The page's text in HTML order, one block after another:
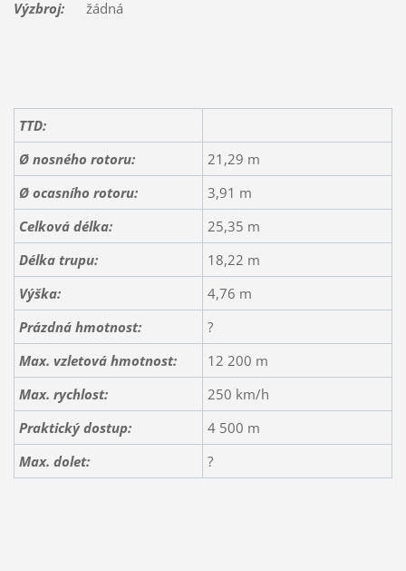
Výzbroj:žádná
TTD:
Ø nosného rotoru:
21,29 m
Ø ocasního rotoru:
3,91 m
Celková délka:
25,35 m
Délka trupu:
18,22 m
Výška:
4,76 m
Prázdná hmotnost:
?
Max. vzletová hmotnost:
12 200 m
Max. rychlost:
250 km/h
Praktický dostup:
4 500 m
Max. dolet:
?